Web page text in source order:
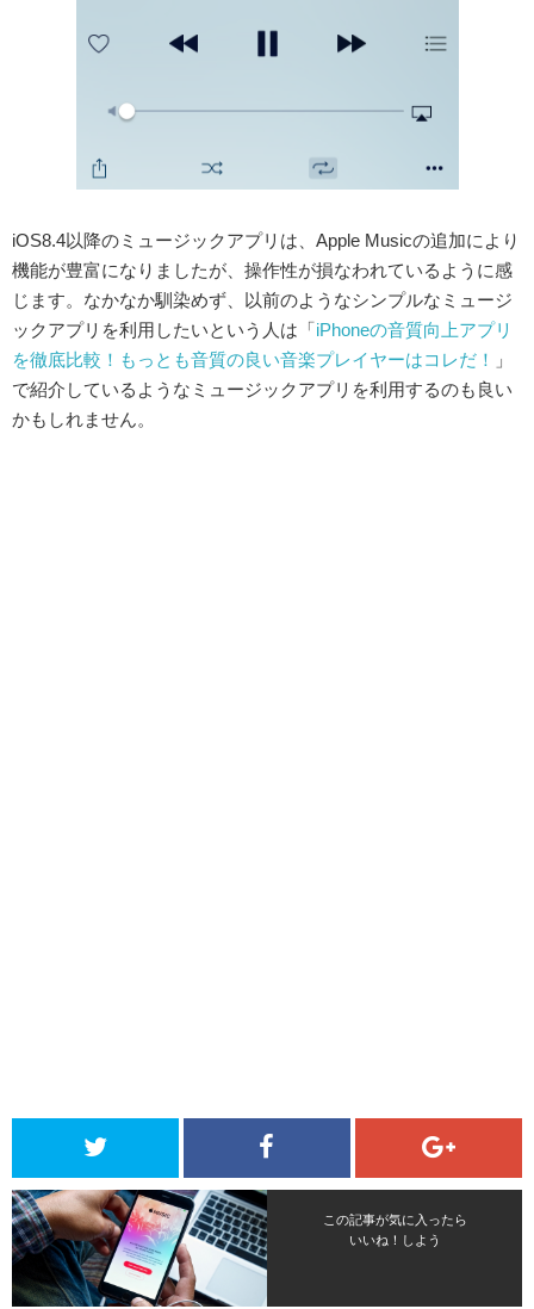
iOS8.4以降のミュージックアプリは、Apple Musicの追加により
機能が豊富になりましたが、操作性が損なわれているように感
じます。なかなか馴染めず、以前のようなシンプルなミュージ
ックアプリを利用したいという人は「iPhoneの音質向上アプリ
を徹底比較！もっとも音質の良い音楽プレイヤーはコレだ！
」
で紹介しているようなミュージックアプリを利用するのも良い
かもしれません。
この記事が気に入ったら
いいね！しよう